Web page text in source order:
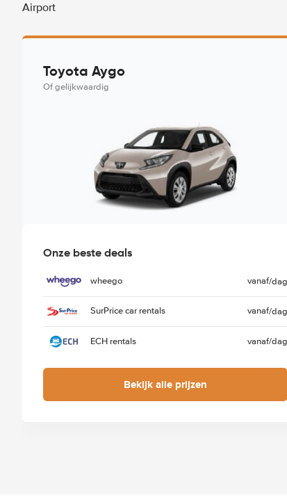
Airport
Toyota Aygo
Of gelijkwaardig
Onze beste deals
wheego vanaf/dag
SurPrice car rentals vanaf/dag
ECH rentals vanaf/dag
Bekijk alle prijzen